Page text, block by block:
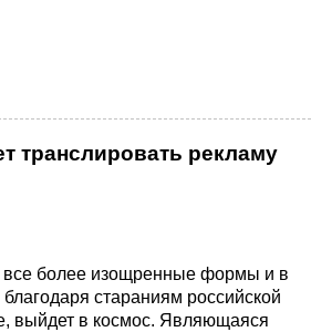
транслировать рекламу
все более изощренные формы и в
стараниям российской
выйдет в космос. Являющаяся